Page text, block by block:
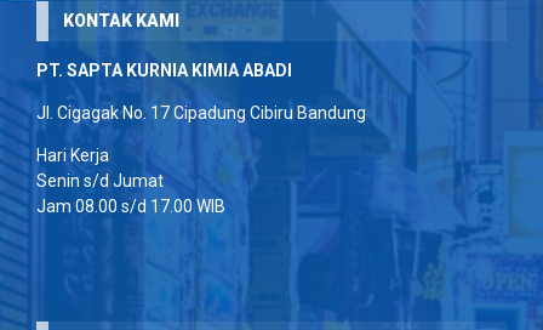
KONTAK KAMI
PT. SAPTA KURNIA KIMIA ABADI
Jl. Cigagak No. 17 Cipadung Cibiru Bandung
Hari Kerja
Senin s/d Jumat
Jam 08.00 s/d 17.00 WIB